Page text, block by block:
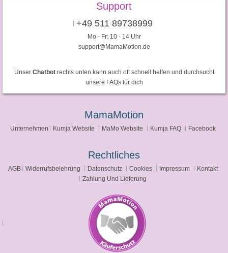
Support
+49 511 89738999
Mo - Fr: 10 - 14 Uhr
support@MamaMotion.de
Unser Chatbotrechts unten kann auch oft schnell helfen und durchsucht
unsere FAQs für dich
MamaMotion
Unternehmen Kumja Website MaMo Website Kumja FAQ Facebook
Rechtliches
AGB Widerrufsbelehrung Datenschutz Cookies Impressum
Kontakt
Zahlung Und Lieferung